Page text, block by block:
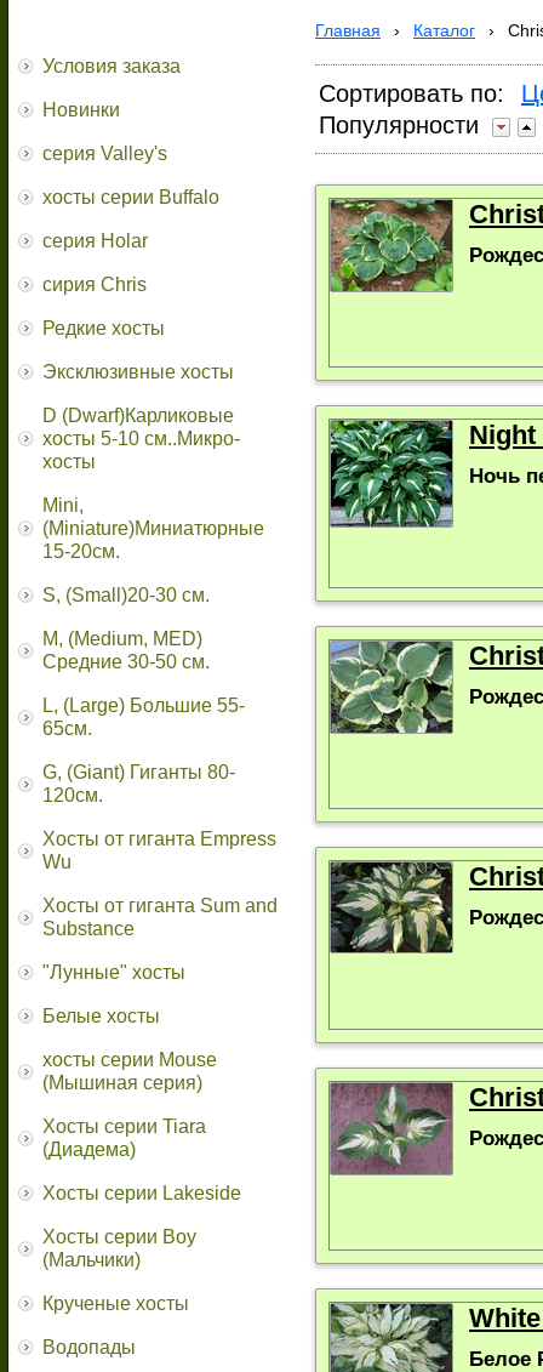
Условия заказа
Новинки
серия Valley's
хосты серии Buffalo
серия Holar
сирия Chris
Редкие хосты
Эксклюзивные хосты
D (Dwarf)Карликовые
хосты 5-10 см..Микро-
хосты
Mini,
(Miniature)Миниатюрные
15-20см.
S, (Small)20-30 см.
M, (Medium, MED)
Средние 30-50 см.
L, (Large) Большие 55-
65cм.
G, (Giant) Гиганты 80-
120см.
Хосты от гиганта Empress
Wu
Хосты от гиганта Sum and
Substance
"Лунные" хосты
Белые хосты
хосты серии Mouse
(Мышиная серия)
Хосты серии Tiara
(Диадема)
Хосты серии Lakeside
Хосты серии Boy
(Мальчики)
Крученые хосты
Водопады
Главная › Каталог ›
Сортировать по:
Популярности
Ночь
Белое